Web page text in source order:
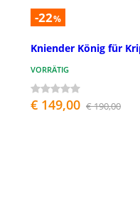
-22%
Kniender König für
VORRÄTIG
€ 149,00 € 190,00